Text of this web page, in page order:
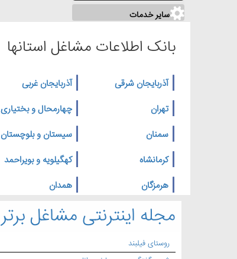
سایر خدمات
بانک اطلاعات مشاغل استانها
آذربایجان شرقی آذربایجان غربی
تهران
چهارمحال و بختیاری
سمنان
سیستان و بلوچستان
کرمانشاه
کهگیلویه و بویراحمد
هرمزگان
همدان
مجله اینترنتی مشاغل برتر
روستای فیلبند